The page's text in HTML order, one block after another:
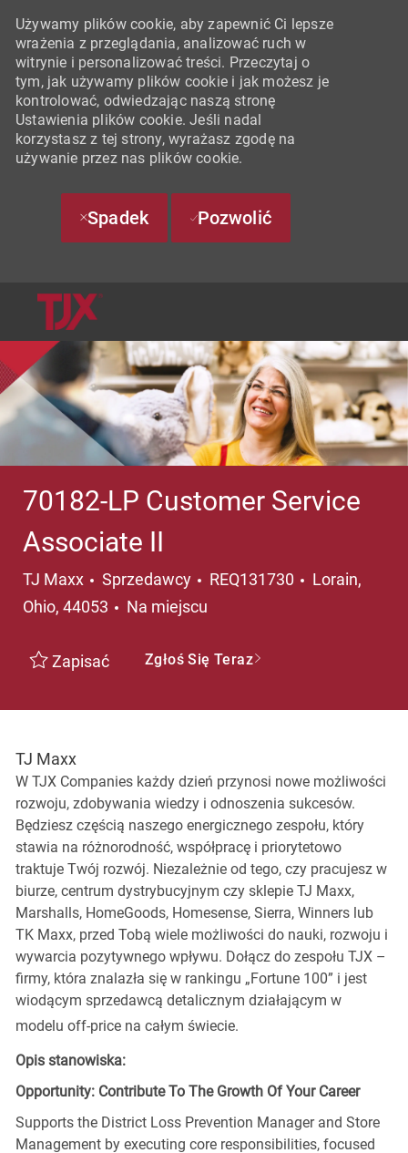
Używamy plików cookie, aby zapewnić Ci lepsze
wrażenia z przeglądania, analizować ruch w
witrynie i personalizować treści. Przeczytaj o
tym, jak używamy plików cookie i jak możesz je
kontrolować, odwiedzając naszą stronę
Ustawienia plików cookie. Jeśli nadal
korzystasz z tej strony, wyrażasz zgodę na
używanie przez nas plików cookie.
Spadek Pozwolić
70182-LP Customer Service
Associate II
TJ Maxx Kategoria
Sprzedawcy REQ131730 Lokalizacja
Lorain,
Ohio, 44053
Na miejscu
Zapisać Zgłoś Się Teraz
TJ Maxx
W TJX Companies każdy dzień przynosi nowe możliwości
rozwoju, zdobywania wiedzy i odnoszenia sukcesów.
Będziesz częścią naszego energicznego zespołu, który
stawia na różnorodność, współpracę i priorytetowo
traktuje Twój rozwój. Niezależnie od tego, czy pracujesz w
biurze, centrum dystrybucyjnym czy sklepie TJ Maxx,
Marshalls, HomeGoods, Homesense, Sierra, Winners lub
TK Maxx, przed Tobą wiele możliwości do nauki, rozwoju i
wywarcia pozytywnego wpływu. Dołącz do zespołu TJX –
firmy, która znalazła się w rankingu „Fortune 100” i jest
wiodącym sprzedawcą detalicznym działającym w
modelu off-price na całym świecie.
Opis stanowiska:
Opportunity: Contribute To The Growth Of Your Career
Supports the District Loss Prevention Manager and Store
Management by executing core responsibilities, focused